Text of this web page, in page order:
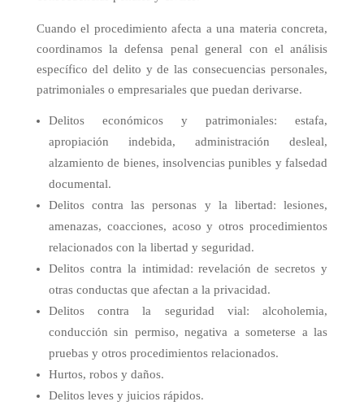
Cuando el procedimiento afecta a una materia concreta,
coordinamos la defensa penal general con el análisis
específico del delito y de las consecuencias personales,
patrimoniales o empresariales que puedan derivarse.
Delitos económicos y patrimoniales: estafa,
apropiación indebida, administración desleal,
alzamiento de bienes, insolvencias punibles y falsedad
documental.
Delitos contra las personas y la libertad: lesiones,
amenazas, coacciones, acoso y otros procedimientos
relacionados con la libertad y seguridad.
Delitos contra la intimidad: revelación de secretos y
otras conductas que afectan a la privacidad.
Delitos contra la seguridad vial: alcoholemia,
conducción sin permiso, negativa a someterse a las
pruebas y otros procedimientos relacionados.
Hurtos, robos y daños.
Delitos leves y juicios rápidos.